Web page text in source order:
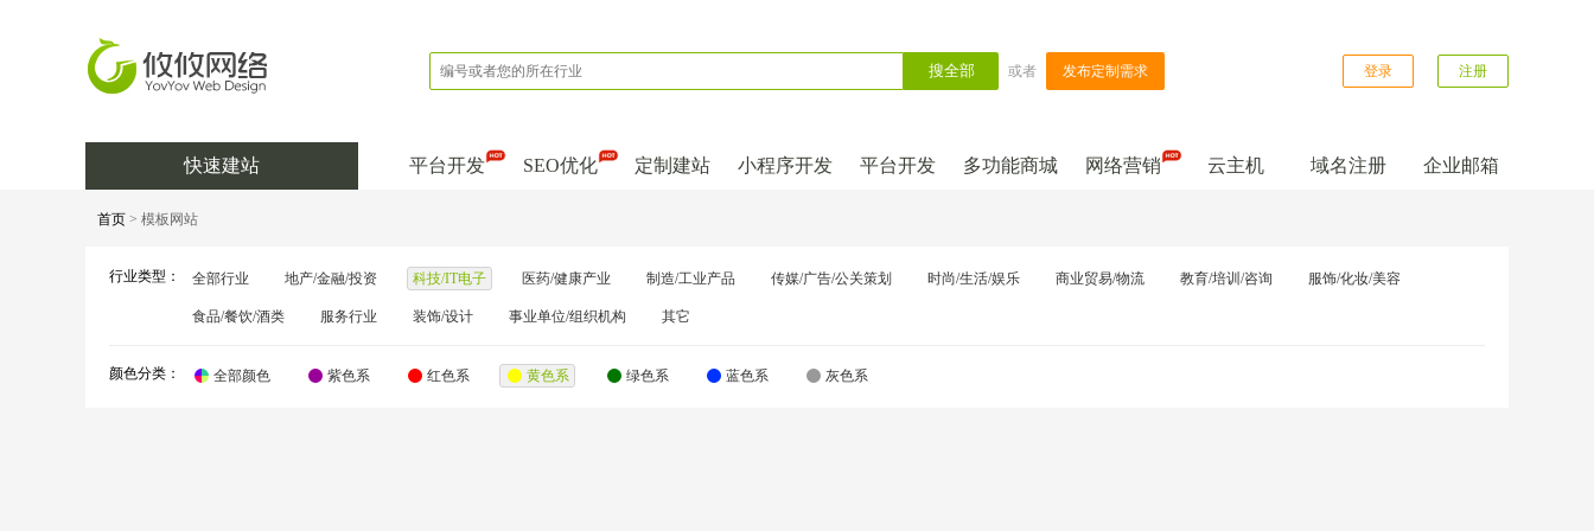
搜全部 或者 发布定制需求 登录 注册
快速建站 平台开发 SEO优化 定制建站 小程序开发 平台开发 多功能商城 网络营销 云主机 域名注册 企业邮箱
首页 > 模板网站
行业类型： 全部行业 地产/金融/投资 科技/IT电子 医药/健康产业 制造/工业产品 传媒/广告/公关策划 时尚/生活/娱乐 商业贸易/物流 教育/培训/咨询 服饰/化妆/美容
食品/餐饮/酒类 服务行业 装饰/设计 事业单位/组织机构 其它
颜色分类： 全部颜色 紫色系 红色系 黄色系 绿色系 蓝色系 灰色系